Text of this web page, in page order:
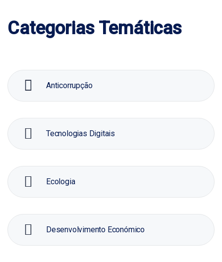
Categorias Temáticas
Anticorrupção
Tecnologias Digitais
Ecologia
Desenvolvimento Económico